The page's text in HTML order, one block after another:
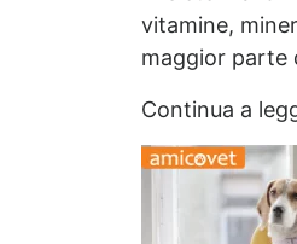
vitamine,
maggior parte
Continua a